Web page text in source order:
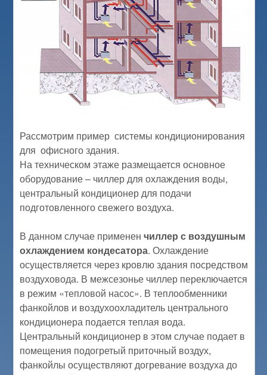
Рассмотрим пример системы кондиционирования
для офисного здания.
На техническом этаже размещается основное
оборудование – чиллер для охлаждения воды,
центральный кондиционер для подачи
подготовленного свежего воздуха.
В данном случае примененчиллер с воздушным
охлаждением кондесатора. Охлаждение
осуществляется через кровлю здания посредством
воздуховода. В межсезонье чиллер переключается
в режим «тепловой насос». В теплообменники
фанкойлов и воздухоохладитель центрального
кондиционера подается теплая вода.
Центральный кондиционер в этом случае подает в
помещения подогретый приточный воздух,
фанкойлы осуществляют догревание воздуха до